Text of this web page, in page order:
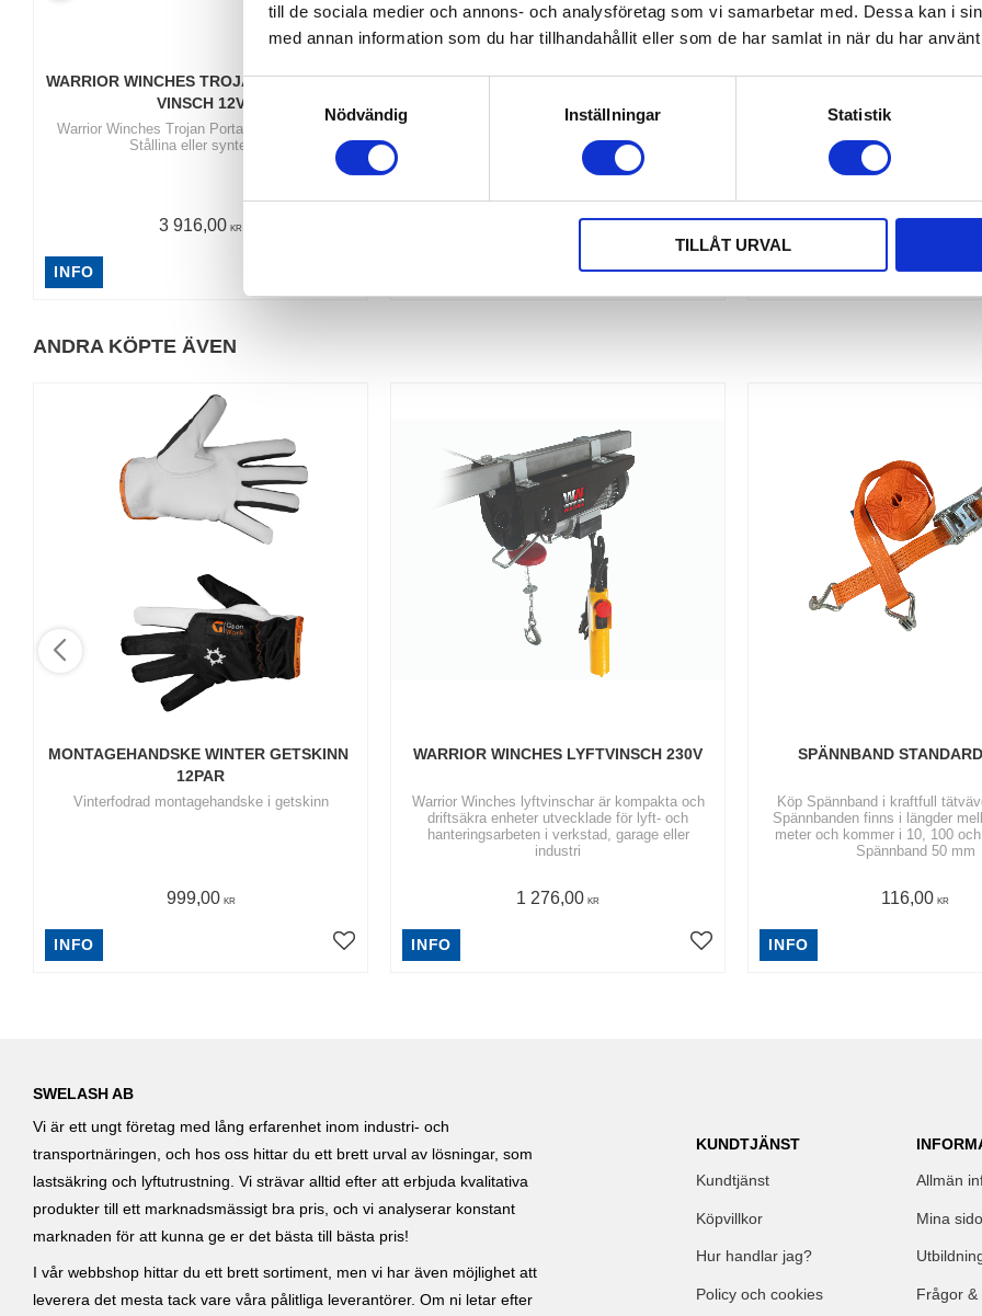
till de sociala medier och annons- och analysföretag som vi samarbetar med. Dessa kan i
med annan information som du har tillhandahållit eller som de har samlat in när du har
S
m
s
Nödvändig Inställningar Statistik
TILLÅT URVAL
WARRIOR WINCHES TROJAN PORTABEL
VINSCH 12V
​Warrior Winches Trojan Portabel vinsch 12V |
Stållina eller syntetlina
3 916,00 KR
INFO
WARRIOR WINCHES NINJA VINSCH, 12V
Warrior Winch Ninja Vinsch | Finns med
dragkapacitet 0,9 ton, 1,1 ton, 1,5 ton och 2,0
1 795,00
WARRIOR WINCHES
SYNTET
4 595,00
KÖP
ANDRA KÖPTE ÄVEN
MONTAGEHANDSKE WINTER GETSKINN
12PAR
Vinterfodrad montagehandske i getskinn
999,00 KR
INFO
WARRIOR WINCHES LYFTVINSCH 230V
Warrior Winches lyftvinschar är kompakta och
driftsäkra enheter utvecklade för lyft- och
hanteringsarbeten i verkstad, garage eller
industri
1 276,00 KR
INFO
SPÄNNBAND
Köp Spännband i kraftfull
Spännbanden finns i längder
meter och kommer i 10, 100 och
Spännband 50 mm
116,00 KR
INFO
SWELASH AB
Vi är ett ungt företag med lång erfarenhet inom industri- och
transportnäringen, och hos oss hittar du ett brett urval av lösningar, som
lastsäkring och lyftutrustning. Vi strävar alltid efter att erbjuda kvalitativa
produkter till ett marknadsmässigt bra pris, och vi analyserar konstant
marknaden för att kunna ge er det bästa till bästa pris!
I vår webbshop hittar du ett brett sortiment, men vi har även möjlighet att
leverera det mesta tack vare våra pålitliga leverantörer. Om ni letar efter
KUNDTJÄNST
Kundtjänst
Köpvillkor
Hur handlar jag?
Policy och cookies
Allmän
Mina
Frågor &